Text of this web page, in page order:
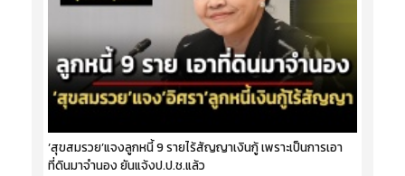
‘สุขสมรวย’แจงลูกหนี้ 9 รายไร้สัญญาเงินกู้ เพราะเป็นการเอา
ที่ดินมาจำนอง ยันแจ้งป.ป.ช.แล้ว